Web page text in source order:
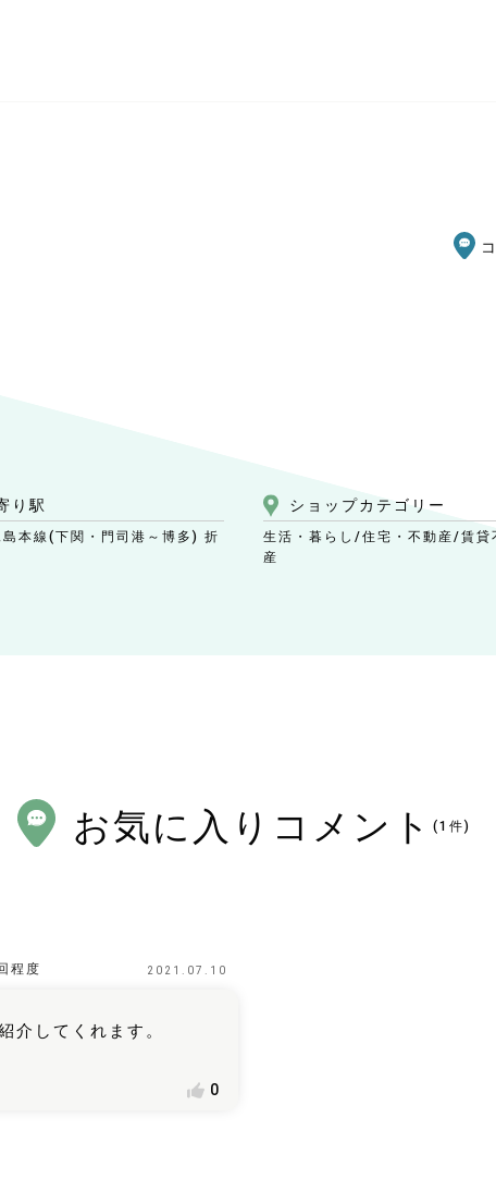
り駅
本線(下関・門司港～博多) 折
ショップカテゴリー
生活・暮らし/住宅・不動産/賃貸
産
お気に入りコメント (1 件)
程度 2021.07.10
介してくれます。
0